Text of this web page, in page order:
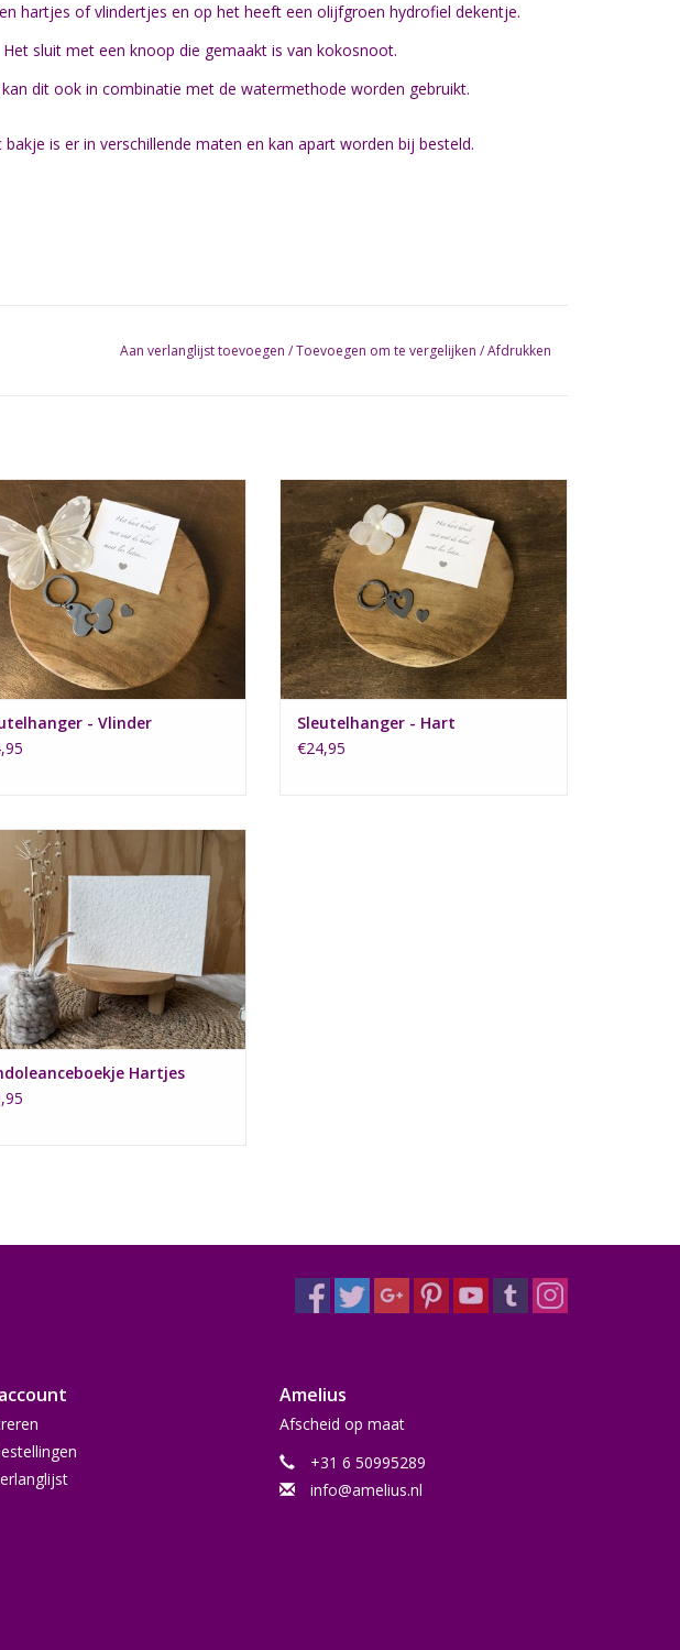
hartjes of vlindertjes en op het heeft een olijfgroen hydrofiel dekentje.
Het sluit met een knoop die gemaakt is van kokosnoot.
dit ook in combinatie met de watermethode worden gebruikt.
bakje is er in verschillende maten en kan apart worden bij besteld.
Aan verlanglijst toevoegen /Toevoegen om te vergelijken /Afdrukken
Sleutelhanger Vlinder
TOEVOEGEN AAN WINKELWAGEN
- Vlinder
Sleutelhanger Hart
TOEVOEGEN AAN WINKELWAGEN
Sleutelhanger - Hart
€24,95
Condoleanceboekje met hartjes
TOEVOEGEN AAN WINKELWAGEN
Hartjes
Amelius
Afscheid op maat
+31 6 50995289
info@amelius.nl